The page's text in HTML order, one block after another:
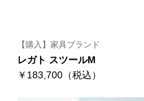
【購入】家具ブランド
レガト スツールM
￥183,700（税込）